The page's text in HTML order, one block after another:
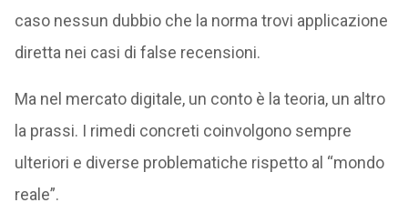
caso nessun dubbio che la norma trovi applicazione
diretta nei casi di false recensioni.
Ma nel mercato digitale, un conto è la teoria, un altro
la prassi. I rimedi concreti coinvolgono sempre
ulteriori e diverse problematiche rispetto al “mondo
reale”.